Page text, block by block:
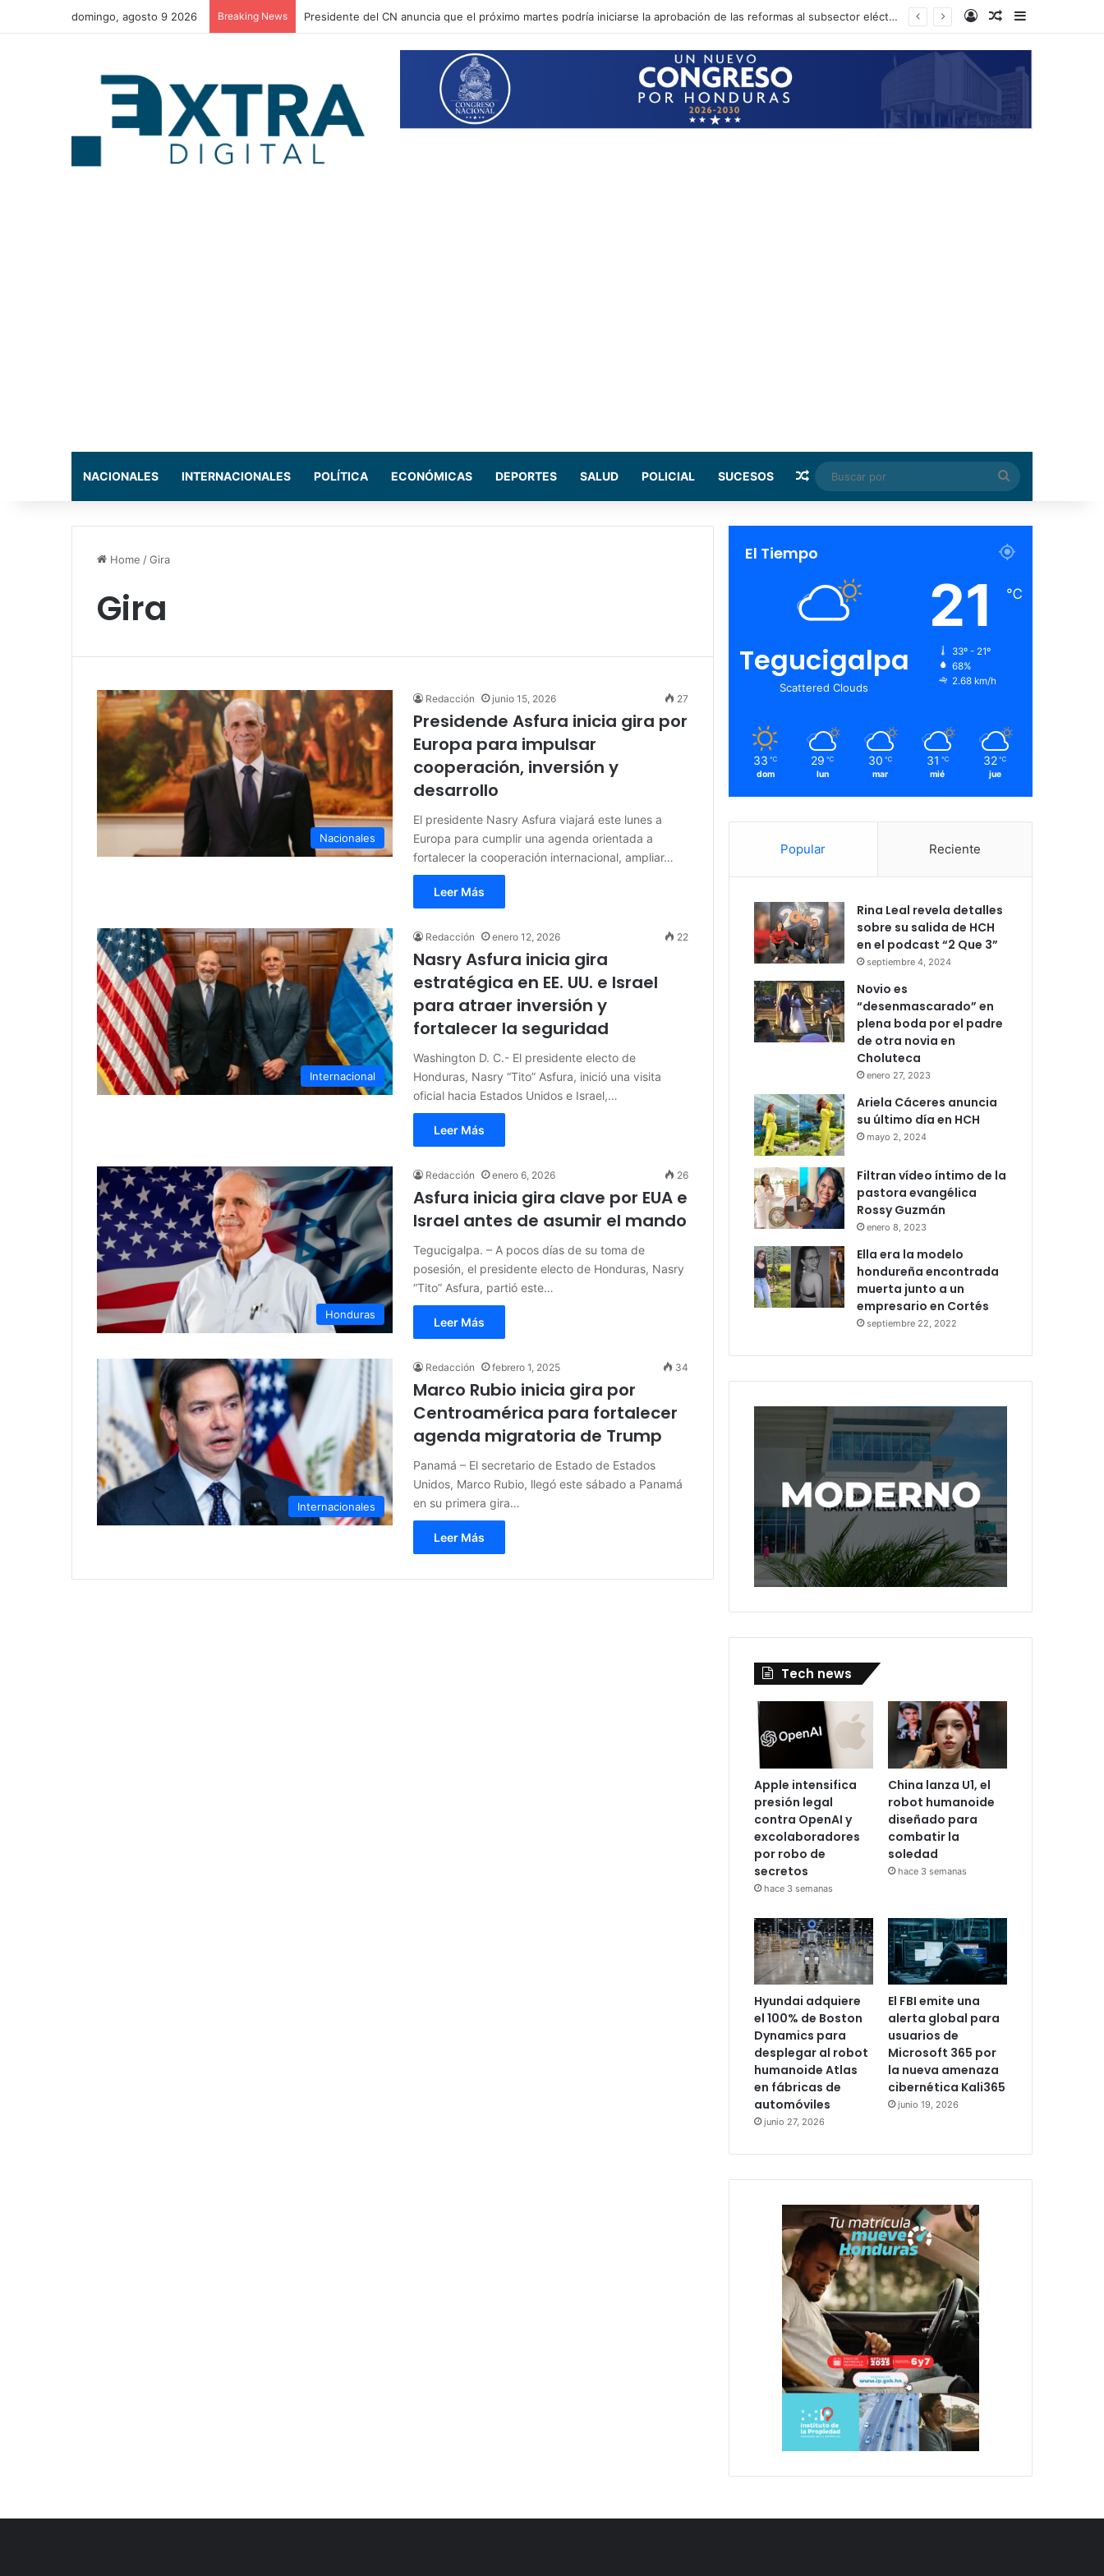
domingo, agosto 9 2026 Breaking News Presidente del CN anuncia que el próximo martes podría iniciarse la aprobación de las reformas al subsector eléctrico Log InRandom Article
NACIONALES INTERNACIONALES POLÍTICA ECONÓMICAS DEPORTES SALUD POLICIAL SUCESOS Random Article
Buscar
por
Home /Gira
Gira
Nacionales
Redacción junio 15, 2026 27
Presidende Asfura inicia gira por
Europa para impulsar
cooperación, inversión y
desarrollo
El presidente Nasry Asfura viajará este lunes a
Europa para cumplir una agenda orientada a
fortalecer la cooperación internacional, ampliar…
Leer Más
Internacional
Redacción enero 12, 2026 22
Nasry Asfura inicia gira
estratégica en EE. UU. e Israel
para atraer inversión y
fortalecer la seguridad
Washington D. C.- El presidente electo de
Honduras, Nasry “Tito” Asfura, inició una visita
oficial hacia Estados Unidos e Israel,…
Leer Más
Honduras
Redacción enero 6, 2026 26
Asfura inicia gira clave por EUA e
Israel antes de asumir el mando
Tegucigalpa. – A pocos días de su toma de
posesión, el presidente electo de Honduras, Nasry
“Tito” Asfura, partió este…
Leer Más
Internacionales
Redacción febrero 1, 2025 34
Marco Rubio inicia gira por
Centroamérica para fortalecer
agenda migratoria de Trump
Panamá – El secretario de Estado de Estados
Unidos, Marco Rubio, llegó este sábado a Panamá
en su primera gira…
Leer Más
El Tiempo
Tegucigalpa
Scattered Clouds
21 ℃
33º - 21º
68%
2.68 km/h
33 ℃
dom
29 ℃
lun
30 ℃
mar
31 ℃
mié
32 ℃
jue
Popular Reciente
Rina Leal revela detalles
sobre su salida de HCH
en el podcast “2 Que 3”
septiembre 4, 2024
Novio es
“desenmascarado” en
plena boda por el padre
de otra novia en
Choluteca
enero 27, 2023
Ariela Cáceres anuncia
su último día en HCH
mayo 2, 2024
Filtran vídeo íntimo de la
pastora evangélica
Rossy Guzmán
enero 8, 2023
Ella era la modelo
hondureña encontrada
muerta junto a un
empresario en Cortés
septiembre 22, 2022
Tech news
Apple intensifica
presión legal
contra OpenAI y
excolaboradores
por robo de
secretos
hace 3 semanas
China lanza U1, el
robot humanoide
diseñado para
combatir la
soledad
hace 3 semanas
Hyundai adquiere
el 100% de Boston
Dynamics para
desplegar al robot
humanoide Atlas
en fábricas de
automóviles
junio 27, 2026
El FBI emite una
alerta global para
usuarios de
Microsoft 365 por
la nueva amenaza
cibernética Kali365
junio 19, 2026